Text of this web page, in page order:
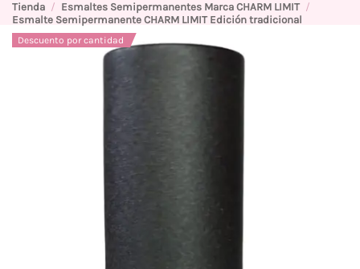
Tienda / Esmaltes Semipermanentes Marca CHARM LIMIT /
Esmalte Semipermanente CHARM LIMIT Edición tradicional
Descuento por cantidad